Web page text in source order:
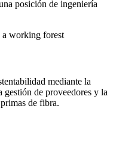
posición de ingeniería
mediante la
gestión de proveedores y la
de fibra.